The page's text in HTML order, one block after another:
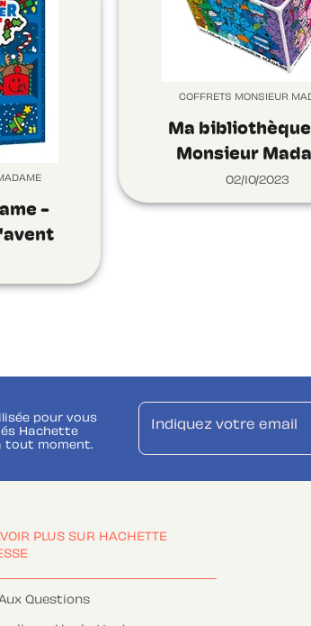
-
COFFRETS MONSIEUR
Ma
Monsieur
02/10/2023
pour vous
Hachette
tout moment.
Indiquez votre email
PLUS SUR HACHETTE
Questions